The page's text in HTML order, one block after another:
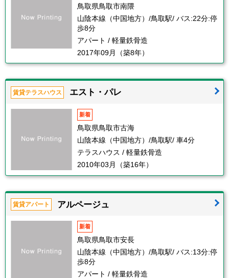
鳥取県鳥取市南隈
山陰本線（中国地方）/鳥取駅/ バス:22分:停
歩8分
アパート / 軽量鉄骨造
2017年09月（築8年）
賃貸テラスハウス エスト・パレ
新着
鳥取県鳥取市古海
山陰本線（中国地方）/鳥取駅/ 車4分
テラスハウス / 軽量鉄骨造
2010年03月（築16年）
賃貸アパート アルページュ
新着
鳥取県鳥取市安長
山陰本線（中国地方）/鳥取駅/ バス:13分:停
歩8分
アパート / 軽量鉄骨造